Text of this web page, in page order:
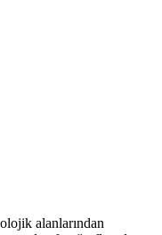
alanlarından